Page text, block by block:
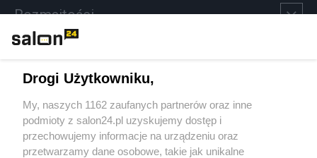
Rozmaitości
Sport
Społeczeństwo
Drogi Użytkowniku,
My, naszych 1162 zaufanych partnerów oraz inne
podmioty z salon24.pl uzyskujemy dostęp i
przechowujemy informacje na urządzeniu oraz
przetwarzamy dane osobowe, takie jak unikalne